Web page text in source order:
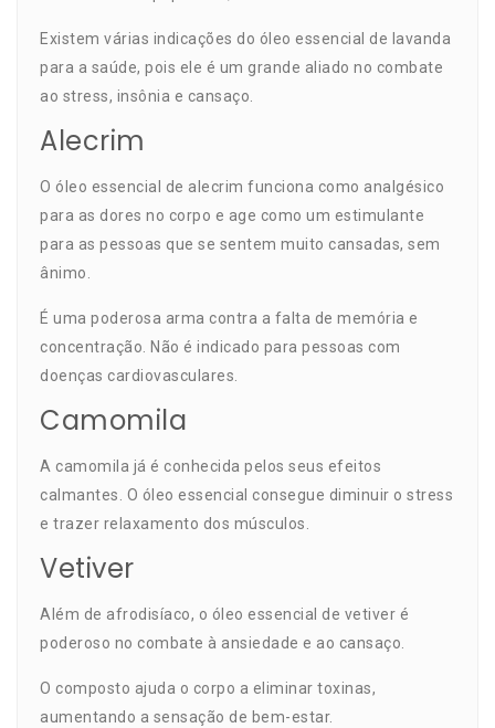
Existem várias indicações do óleo essencial de lavanda
para a saúde, pois ele é um grande aliado no combate
ao stress, insônia e cansaço.
Alecrim
O óleo essencial de alecrim funciona como analgésico
para as dores no corpo e age como um estimulante
para as pessoas que se sentem muito cansadas, sem
ânimo.
É uma poderosa arma contra a falta de memória e
concentração. Não é indicado para pessoas com
doenças cardiovasculares.
Camomila
A camomila já é conhecida pelos seus efeitos
calmantes. O óleo essencial consegue diminuir o stress
e trazer relaxamento dos músculos.
Vetiver
Além de afrodisíaco, o óleo essencial de vetiver é
poderoso no combate à ansiedade e ao cansaço.
O composto ajuda o corpo a eliminar toxinas,
aumentando a sensação de bem-estar.